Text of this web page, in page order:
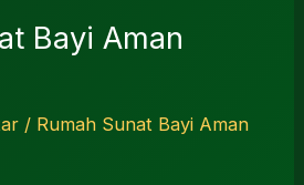
Bayi Aman
/ Rumah Sunat Bayi Aman